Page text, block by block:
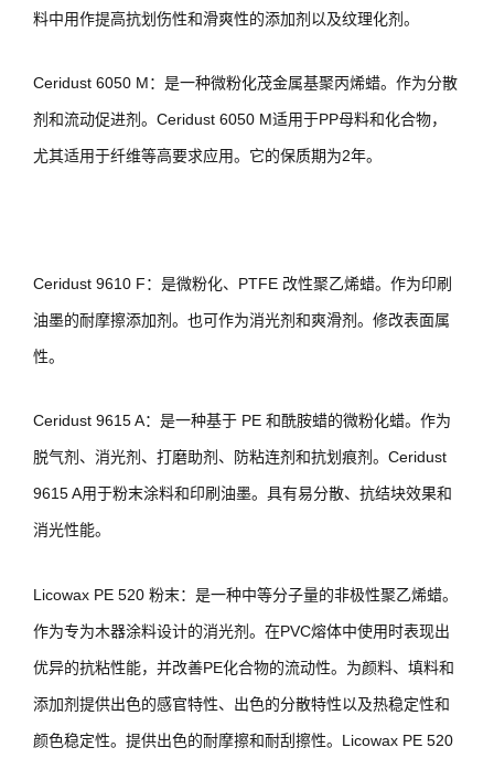
料中用作提高抗划伤性和滑爽性的添加剂以及纹理化剂。
Ceridust 6050 M：是一种微粉化茂金属基聚丙烯蜡。作为分散
剂和流动促进剂。Ceridust 6050 M适用于PP母料和化合物，
尤其适用于纤维等高要求应用。它的保质期为2年。
Ceridust 9610 F：是微粉化、PTFE 改性聚乙烯蜡。作为印刷
油墨的耐摩擦添加剂。也可作为消光剂和爽滑剂。修改表面属
性。
Ceridust 9615 A：是一种基于 PE 和酰胺蜡的微粉化蜡。作为
脱气剂、消光剂、打磨助剂、防粘连剂和抗划痕剂。Ceridust
9615 A用于粉末涂料和印刷油墨。具有易分散、抗结块效果和
消光性能。
Licowax PE 520 粉末：是一种中等分子量的非极性聚乙烯蜡。
作为专为木器涂料设计的消光剂。在PVC熔体中使用时表现出
优异的抗粘性能，并改善PE化合物的流动性。为颜料、填料和
添加剂提供出色的感官特性、出色的分散特性以及热稳定性和
颜色稳定性。提供出色的耐摩擦和耐刮擦性。Licowax PE 520